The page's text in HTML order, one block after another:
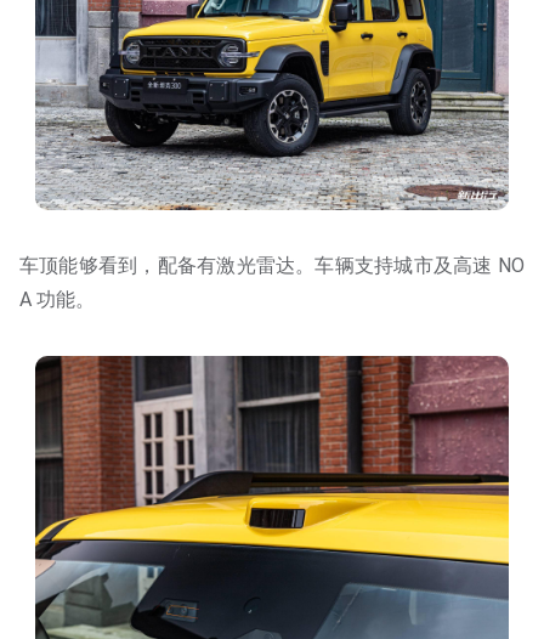
车顶能够看到，配备有激光雷达。车辆支持城市及高速 NO
A 功能。